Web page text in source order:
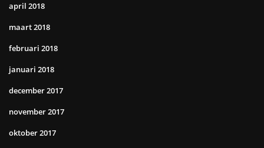
april 2018
maart 2018
februari 2018
januari 2018
december 2017
november 2017
oktober 2017